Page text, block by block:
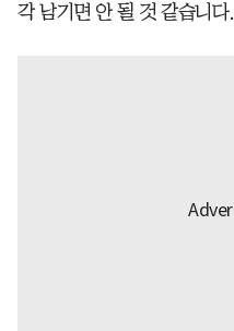
각 남기면 안 될 것 같습니다.